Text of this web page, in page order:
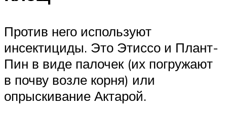
Против него используют
инсектициды. Это Этиссо и Плант-
Пин в виде палочек (их погружают
в почву возле корня) или
опрыскивание Актарой.